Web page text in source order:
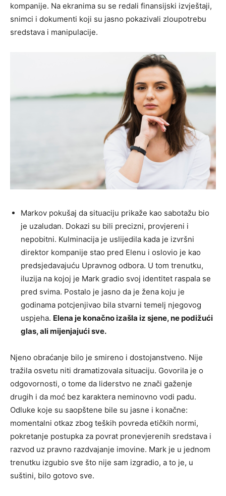
kompanije. Na ekranima su se redali finansijski izvještaji,
snimci i dokumenti koji su jasno pokazivali zloupotrebu
sredstava i manipulacije.
Markov pokušaj da situaciju prikaže kao sabotažu bio
je uzaludan. Dokazi su bili precizni, provjereni i
nepobitni. Kulminacija je uslijedila kada je izvršni
direktor kompanije stao pred Elenu i oslovio je kao
predsjedavajuću Upravnog odbora. U tom trenutku,
iluzija na kojoj je Mark gradio svoj identitet raspala se
pred svima. Postalo je jasno da je žena koju je
godinama potcjenjivao bila stvarni temelj njegovog
uspjeha. Elena je konačno izašla iz sjene, ne podižući
glas, ali mijenjajući sve.
Njeno obraćanje bilo je smireno i dostojanstveno. Nije
tražila osvetu niti dramatizovala situaciju. Govorila je o
odgovornosti, o tome da liderstvo ne znači gaženje
drugih i da moć bez karaktera neminovno vodi padu.
Odluke koje su saopštene bile su jasne i konačne:
momentalni otkaz zbog teških povreda etičkih normi,
pokretanje postupka za povrat pronevjerenih sredstava i
razvod uz pravno razdvajanje imovine. Mark je u jednom
trenutku izgubio sve što nije sam izgradio, a to je, u
suštini, bilo gotovo sve.